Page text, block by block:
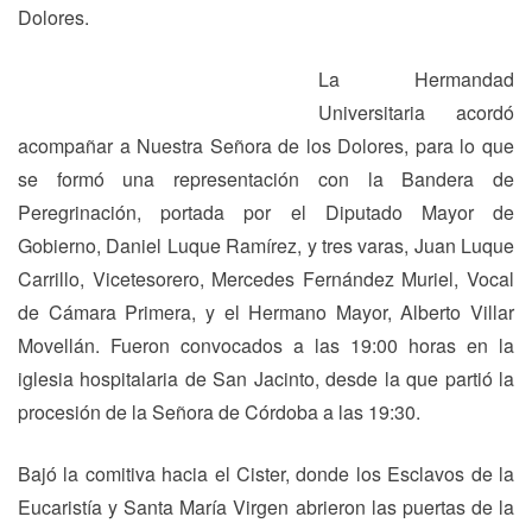
Dolores.
La Hermandad
Universitaria acordó
acompañar a Nuestra Señora de los Dolores, para lo que
se formó una representación con la Bandera de
Peregrinación, portada por el Diputado Mayor de
Gobierno, Daniel Luque Ramírez, y tres varas, Juan Luque
Carrillo, Vicetesorero, Mercedes Fernández Muriel, Vocal
de Cámara Primera, y el Hermano Mayor, Alberto Villar
Movellán. Fueron convocados a las 19:00 horas en la
iglesia hospitalaria de San Jacinto, desde la que partió la
procesión de la Señora de Córdoba a las 19:30.
Bajó la comitiva hacia el Cister, donde los Esclavos de la
Eucaristía y Santa María Virgen abrieron las puertas de la